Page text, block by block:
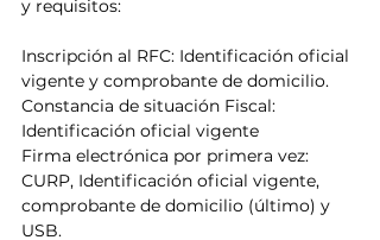
y requisitos:
Inscripción al RFC: Identificación oficial
vigente y comprobante de domicilio.
Constancia de situación Fiscal:
Identificación oficial vigente
Firma electrónica por primera vez:
CURP, Identificación oficial vigente,
comprobante de domicilio (último) y
USB.